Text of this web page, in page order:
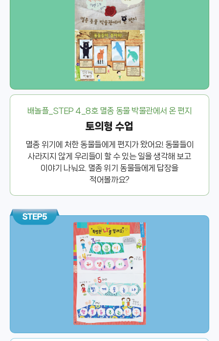
배놀플_STEP 4_8호 멸종 동물 박물관에서 온 편지
토의형 수업
멸종 위기에 처한 동물들에게 편지가 왔어요! 동물들이
사라지지 않게 우리들이 할 수 있는 일을 생각해 보고
이야기 나눠요. 멸종 위기 동물들에게 답장을
적어볼까요?